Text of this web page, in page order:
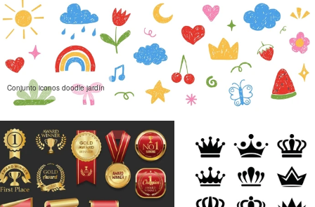
Conjunto iconos doodle jardín